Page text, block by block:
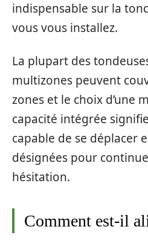
indispensable sur la
vous vous installez.
La plupart des
multizones peuvent
zones et le choix d’une
capacité intégrée
capable de se déplacer
désignées pour
hésitation.
Comment est-il